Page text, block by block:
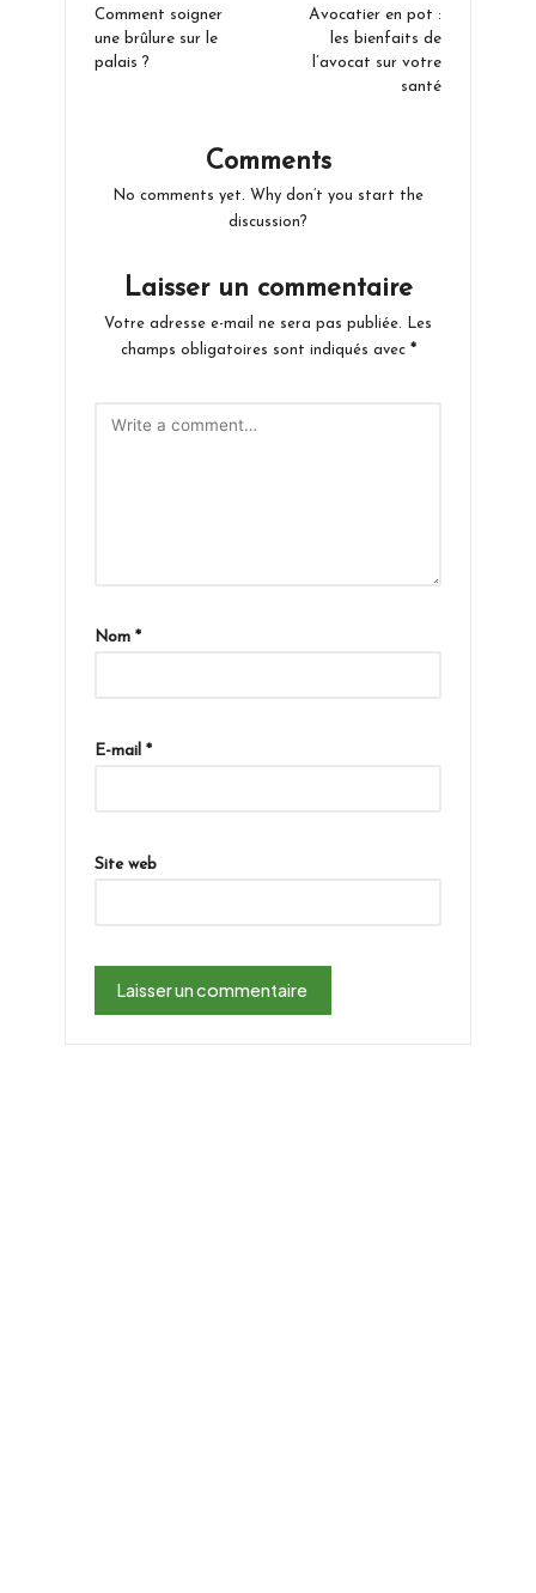
navigation
Comment soigner
une brûlure sur le
palais ?
Avocatier en pot :
les bienfaits de
l’avocat sur votre
santé
Comments
No comments yet. Why don’t you start the
discussion?
Laisser un commentaire
Votre adresse e-mail ne sera pas publiée.
Les
champs obligatoires sont indiqués avec *
Nom *
E-mail *
Site web